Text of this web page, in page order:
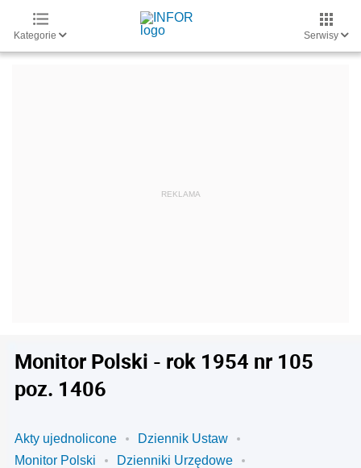
Kategorie Serwisy
Monitor Polski - rok 1954 nr 105
poz. 1406
Akty ujednolicone
Dziennik Ustaw
Monitor Polski
Dzienniki Urzędowe